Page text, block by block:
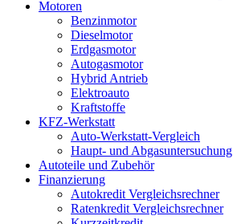
Motoren
Benzinmotor
Dieselmotor
Erdgasmotor
Autogasmotor
Hybrid Antrieb
Elektroauto
Kraftstoffe
KFZ-Werkstatt
Auto-Werkstatt-Vergleich
Haupt- und Abgasuntersuchung
Autoteile und Zubehör
Finanzierung
Autokredit Vergleichsrechner
Ratenkredit Vergleichsrechner